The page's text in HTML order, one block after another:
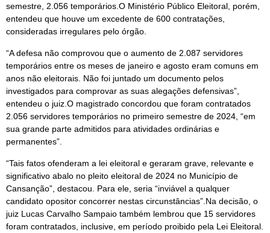
semestre, 2.056 temporários.O Ministério Público Eleitoral, porém,
entendeu que houve um excedente de 600 contratações,
consideradas irregulares pelo órgão.
“A defesa não comprovou que o aumento de 2.087 servidores
temporários entre os meses de janeiro e agosto eram comuns em
anos não eleitorais. Não foi juntado um documento pelos
investigados para comprovar as suas alegações defensivas”,
entendeu o juiz.O magistrado concordou que foram contratados
2.056 servidores temporários no primeiro semestre de 2024, “em
sua grande parte admitidos para atividades ordinárias e
permanentes”.
“Tais fatos ofenderam a lei eleitoral e geraram grave, relevante e
significativo abalo no pleito eleitoral de 2024 no Município de
Cansanção”, destacou. Para ele, seria “inviável a qualquer
candidato opositor concorrer nestas circunstâncias”.Na decisão, o
juiz Lucas Carvalho Sampaio também lembrou que 15 servidores
foram contratados, inclusive, em período proibido pela Lei Eleitoral.